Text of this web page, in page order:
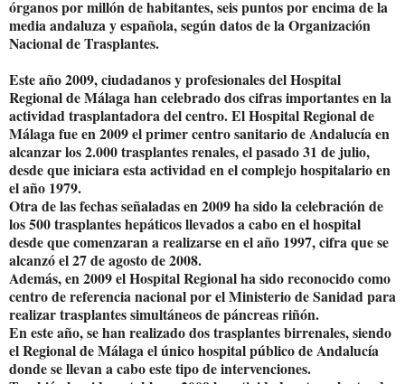
órganos por millón de habitantes, seis puntos por encima de la
media andaluza y española, según datos de la Organización
Nacional de Trasplantes.
Este año 2009, ciudadanos y profesionales del Hospital
Regional de Málaga han celebrado dos cifras importantes en la
actividad trasplantadora del centro. El Hospital Regional de
Málaga fue en 2009 el primer centro sanitario de Andalucía en
alcanzar los 2.000 trasplantes renales, el pasado 31 de julio,
desde que iniciara esta actividad en el complejo hospitalario en
el año 1979.
Otra de las fechas señaladas en 2009 ha sido la celebración de
los 500 trasplantes hepáticos llevados a cabo en el hospital
desde que comenzaran a realizarse en el año 1997, cifra que se
alcanzó el 27 de agosto de 2008.
Además, en 2009 el Hospital Regional ha sido reconocido como
centro de referencia nacional por el Ministerio de Sanidad para
realizar trasplantes simultáneos de páncreas riñón.
En este año, se han realizado dos trasplantes birrenales, siendo
el Regional de Málaga el único hospital público de Andalucía
donde se llevan a cabo este tipo de intervenciones.